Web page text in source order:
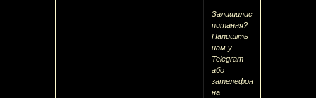
Залишились
питання?
Напишіть
нам у
Telegram
або
зателефонуйте
на